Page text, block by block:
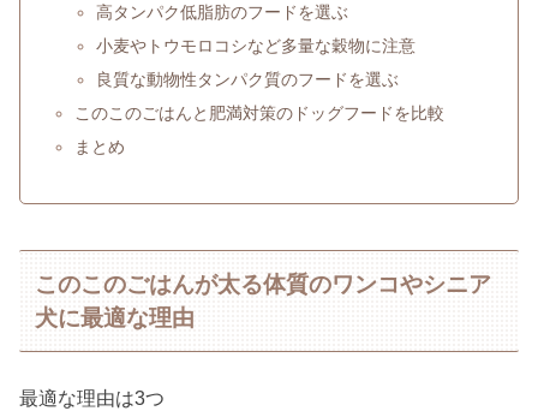
高タンパク低脂肪のフードを選ぶ
小麦やトウモロコシなど多量な穀物に注意
良質な動物性タンパク質のフードを選ぶ
このこのごはんと肥満対策のドッグフードを比較
まとめ
このこのごはんが太る体質のワンコやシニア
犬に最適な理由
最適な理由は3つ